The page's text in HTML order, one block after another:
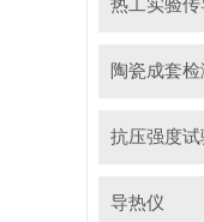
热工实验
陶瓷成套
抗压强度试
导热仪